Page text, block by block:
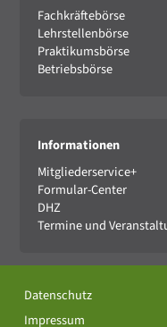
Fachkräftebörse
Lehrstellenbörse
Praktikumsbörse
Betriebsbörse
Informationen
Mitgliederservice+
Formular-Center
DHZ
Termine und
Datenschutz
Impressum